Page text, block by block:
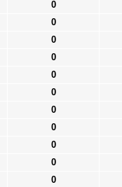
0
0
0
0
0
0
0
0
0
0
0